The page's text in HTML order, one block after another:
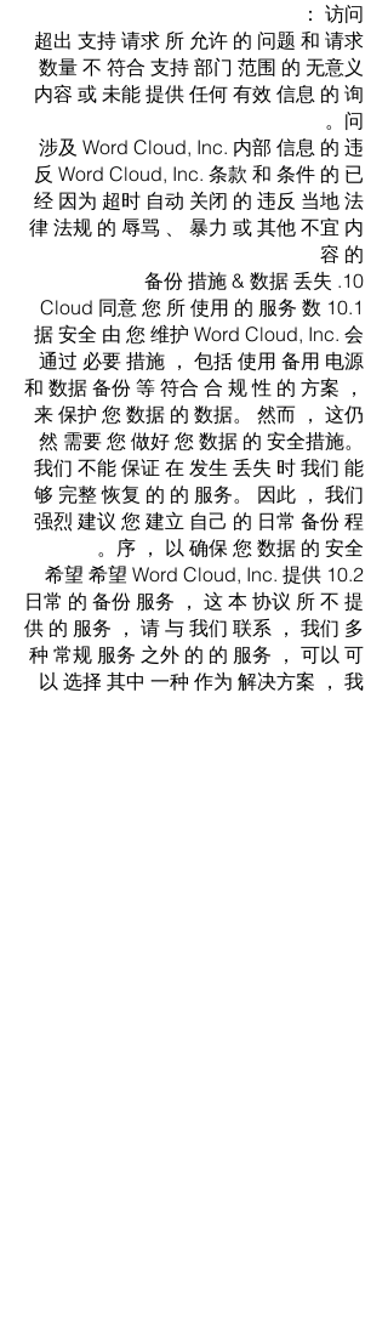
访问 ：
超出 支持 请求 所 允许 的 问题 和 请求
数量 不 符合 支持 部门 范围 的 无意义
内容 或 未能 提供 任何 有效 信息 的 询
问。
涉及 Word Cloud, Inc. 内部 信息 的 违
反 Word Cloud, Inc. 条款 和 条件 的 已
经 因为 超时 自动 关闭 的 违反 当地 法
律 法规 的 辱骂 、 暴力 或 其他 不宜 内
容 的
10. 备份 措施 & 数据 丢失
10.1 Cloud 同意 您 所 使用 的 服务 数
据 安全 由 您 维护 Word Cloud, Inc. 会
通过 必要 措施 ， 包括 使用 备用 电源
和 数据 备份 等 符合 合 规 性 的 方案 ，
来 保护 您 数据 的 数据。 然而 ， 这仍
然 需要 您 做好 您 数据 的 安全措施。
我们 不能 保证 在 发生 丢失 时 我们 能
够 完整 恢复 的 的 服务。 因此 ， 我们
强烈 建议 您 建立 自己 的 日常 备份 程
序 ， 以 确保 您 数据 的 安全。
10.2 希望 希望 Word Cloud, Inc. 提供
日常 的 备份 服务 ， 这 本 协议 所 不 提
供 的 服务 ， 请 与 我们 联系 ， 我们 多
种 常规 服务 之外 的 的 服务 ， 可以 可
以 选择 其中 一种 作为 解决方案 ， 我